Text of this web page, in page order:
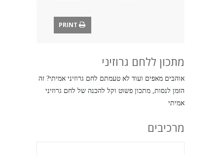
מתכון ללחם גרוזיני
אמיתי
מרכיבים